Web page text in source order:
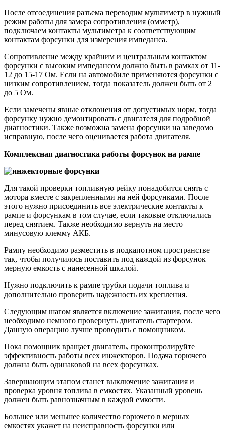
После отсоединения разъема переводим мультиметр в нужный
режим работы для замера сопротивления (омметр),
подключаем контакты мультиметра к соответствующим
контактам форсунки для измерения импеданса.
Сопротивление между крайним и центральным контактом
форсунки с высоким импедансом должно быть в рамках от 11-
12 до 15-17 Ом. Если на автомобиле применяются форсунки с
низким сопротивлением, тогда показатель должен быть от 2
до 5 Ом.
Если замечены явные отклонения от допустимых норм, тогда
форсунку нужно демонтировать с двигателя для подробной
диагностики. Также возможна замена форсунки на заведомо
исправную, после чего оценивается работа двигателя.
Комплексная диагностика работы форсунок на рампе
Для такой проверки топливную рейку понадобится снять с
мотора вместе с закрепленными на ней форсунками. После
этого нужно присоединить все электрические контакты к
рампе и форсункам в том случае, если таковые отключались
перед снятием. Также необходимо вернуть на место
минусовую клемму АКБ.
Рампу необходимо разместить в подкапотном пространстве
так, чтобы получилось поставить под каждой из форсунок
мерную емкость с нанесенной шкалой.
Нужно подключить к рампе трубки подачи топлива и
дополнительно проверить надежность их крепления.
Следующим шагом является включение зажигания, после чего
необходимо немного провернуть двигатель стартером.
Данную операцию лучше проводить с помощником.
Пока помощник вращает двигатель, проконтролируйте
эффективность работы всех инжекторов. Подача горючего
должна быть одинаковой на всех форсунках.
Завершающим этапом станет выключение зажигания и
проверка уровня топлива в емкостях. Указанный уровень
должен быть равнозначным в каждой емкости.
Большее или меньшее количество горючего в мерных
емкостях укажет на неисправность форсунки или